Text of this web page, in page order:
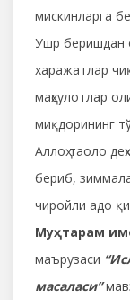
мискинларга
Ушр беришдан
харажатлар
маҳсулотлар
миқдорининг
Аллоҳ таоло
бериб,
чиройли адо
Муҳтарам
маърузаси
масаласи”